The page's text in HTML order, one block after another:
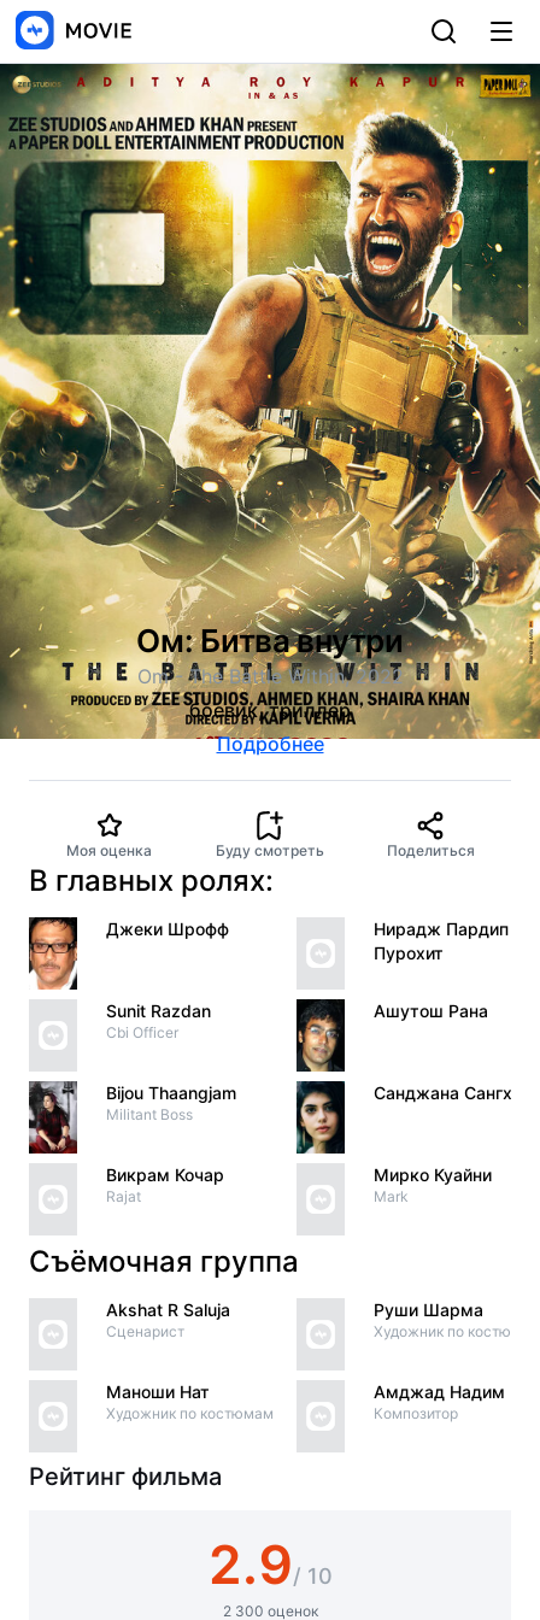
Ом: Битва внутри
Om - The Battle Within, 2022
боевик, триллер
Подробнее
Моя оценка Буду смотреть Поделиться
В главных ролях:
Джеки Шрофф
Sunit Razdan
Cbi Officer
Bijou Thaangjam
Militant Boss
Викрам Кочар
Rajat
Нирадж Пардип
Пурохит
Ашутош Рана
Санджана Сангхи
Мирко Куайни
Mark
Съёмочная группа
Akshat R Saluja
Сценарист
Маноши Нат
Художник по костюмам
Руши Шарма
Художник по костюмам
Амджад Надим
Композитор
Рейтинг фильма
2.9/ 10
2 300 оценок